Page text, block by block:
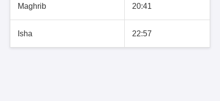
Maghrib 20:41
Isha 22:57